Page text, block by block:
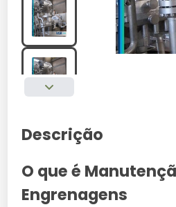
Descrição
O que é
Engrenagens